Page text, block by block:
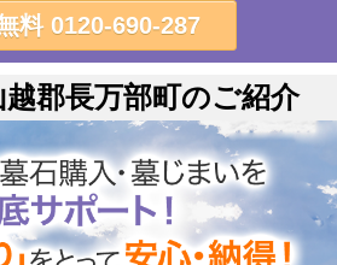
料 0120-690-287
郡長万部町のご紹介